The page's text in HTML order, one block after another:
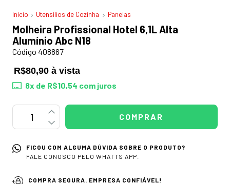
Início Utensílios de Cozinha Panelas
Molheira Profissional Hotel 6,1L Alta
Alumínio Abc N18
Código 408867
R$80,90 à vista
8x de R$10,54 com juros
FICOU COM ALGUMA DÚVIDA SOBRE O PRODUTO?
FALE CONOSCO PELO WHATTS APP.
COMPRA SEGURA. EMPRESA CONFIÁVEL!